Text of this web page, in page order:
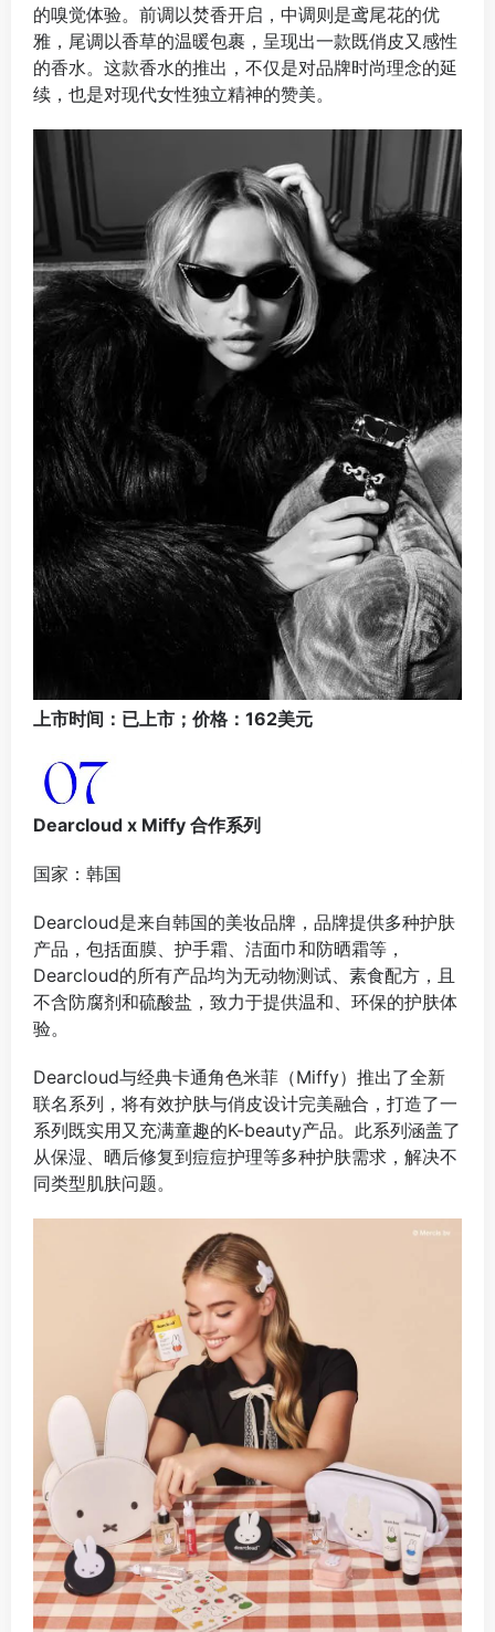
的嗅觉体验。前调以焚香开启，中调则是鸢尾花的优
雅，尾调以香草的温暖包裹，呈现出一款既俏皮又感性
的香水。这款香水的推出，不仅是对品牌时尚理念的延
续，也是对现代女性独立精神的赞美。
上市时间：已上市； 价格：162美元
Dearcloud x Miffy 合作系列
国家：韩国
Dearcloud是来自韩国的美妆品牌，品牌提供多种护肤
产品，包括面膜、护手霜、洁面巾和防晒霜等，
Dearcloud的所有产品均为无动物测试、素食配方，且
不含防腐剂和硫酸盐，致力于提供温和、环保的护肤体
验。
Dearcloud与经典卡通角色米菲（Miffy）推出了全新
联名系列，将有效护肤与俏皮设计完美融合，打造了一
系列既实用又充满童趣的K-beauty产品。此系列涵盖了
从保湿、晒后修复到痘痘护理等多种护肤需求，解决不
同类型肌肤问题。